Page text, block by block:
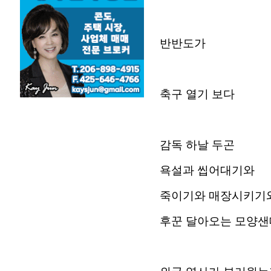
반반도가
축구 열기 보다
감독 하날 두곤
욕설과 씹어대기와
죽이기와 매장시키기
후꾼 달아오는 모양